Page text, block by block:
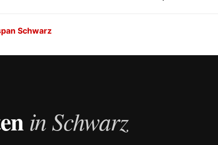
Schwarz
in Schwarz